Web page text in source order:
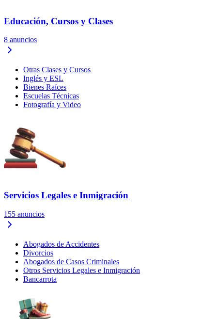
Educación, Cursos y Clases
8 anuncios
Otras Clases y Cursos
Inglés y ESL
Bienes Raíces
Escuelas Técnicas
Fotografía y Video
Servicios Legales e Inmigración
155 anuncios
Abogados de Accidentes
Divorcios
Abogados de Casos Criminales
Otros Servicios Legales e Inmigración
Bancarrota